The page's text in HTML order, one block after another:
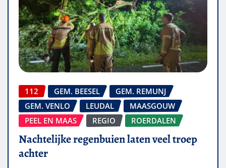
112 GEM. BEESEL
GEM. REMUNJ
GEM. VENLO
LEUDAL
MAASGOUW
PEEL EN MAAS
REGIO ROERDALEN
Nachtelijke regenbuien laten veel troep
achter